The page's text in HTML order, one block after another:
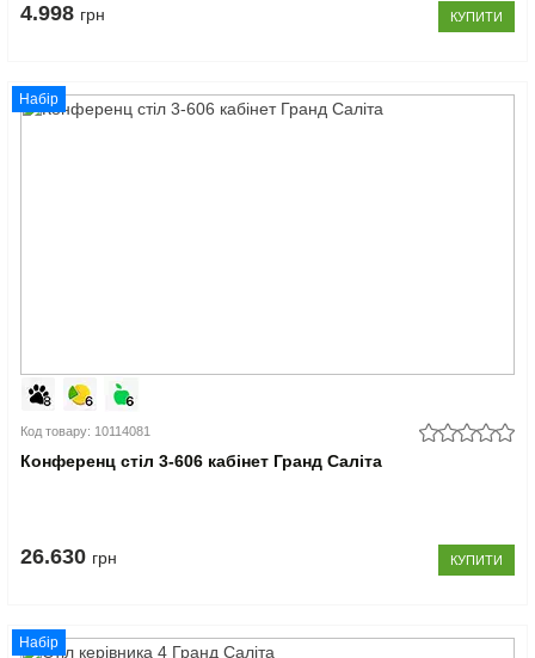
4.998 грн КУПИТИ
Набір
Код товару: 10114081
Конференц стіл 3-606 кабінет Гранд Саліта
26.630 грн КУПИТИ
Набір